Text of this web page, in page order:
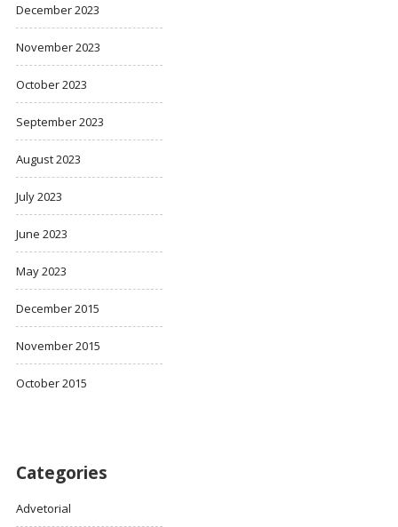
December 2023
November 2023
October 2023
September 2023
August 2023
July 2023
June 2023
May 2023
December 2015
November 2015
October 2015
Categories
Advetorial